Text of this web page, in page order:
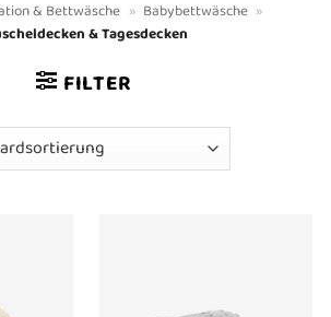
& Bettwäsche » Babybettwäsche »
& Tagesdecken
FILTER